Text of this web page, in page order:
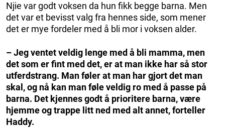
Njie var godt voksen da hun fikk begge barna. Men
det var et bevisst valg fra hennes side, som mener
det er mye fordeler med å bli mor i voksen alder.
– Jeg ventet veldig lenge med å bli mamma, men
det som er fint med det, er at man ikke har så stor
utferdstrang. Man føler at man har gjort det man
skal, og nå kan man føle veldig ro med å passe på
barna. Det kjennes godt å prioritere barna, være
hjemme og trappe litt ned med alt annet, forteller
Haddy.